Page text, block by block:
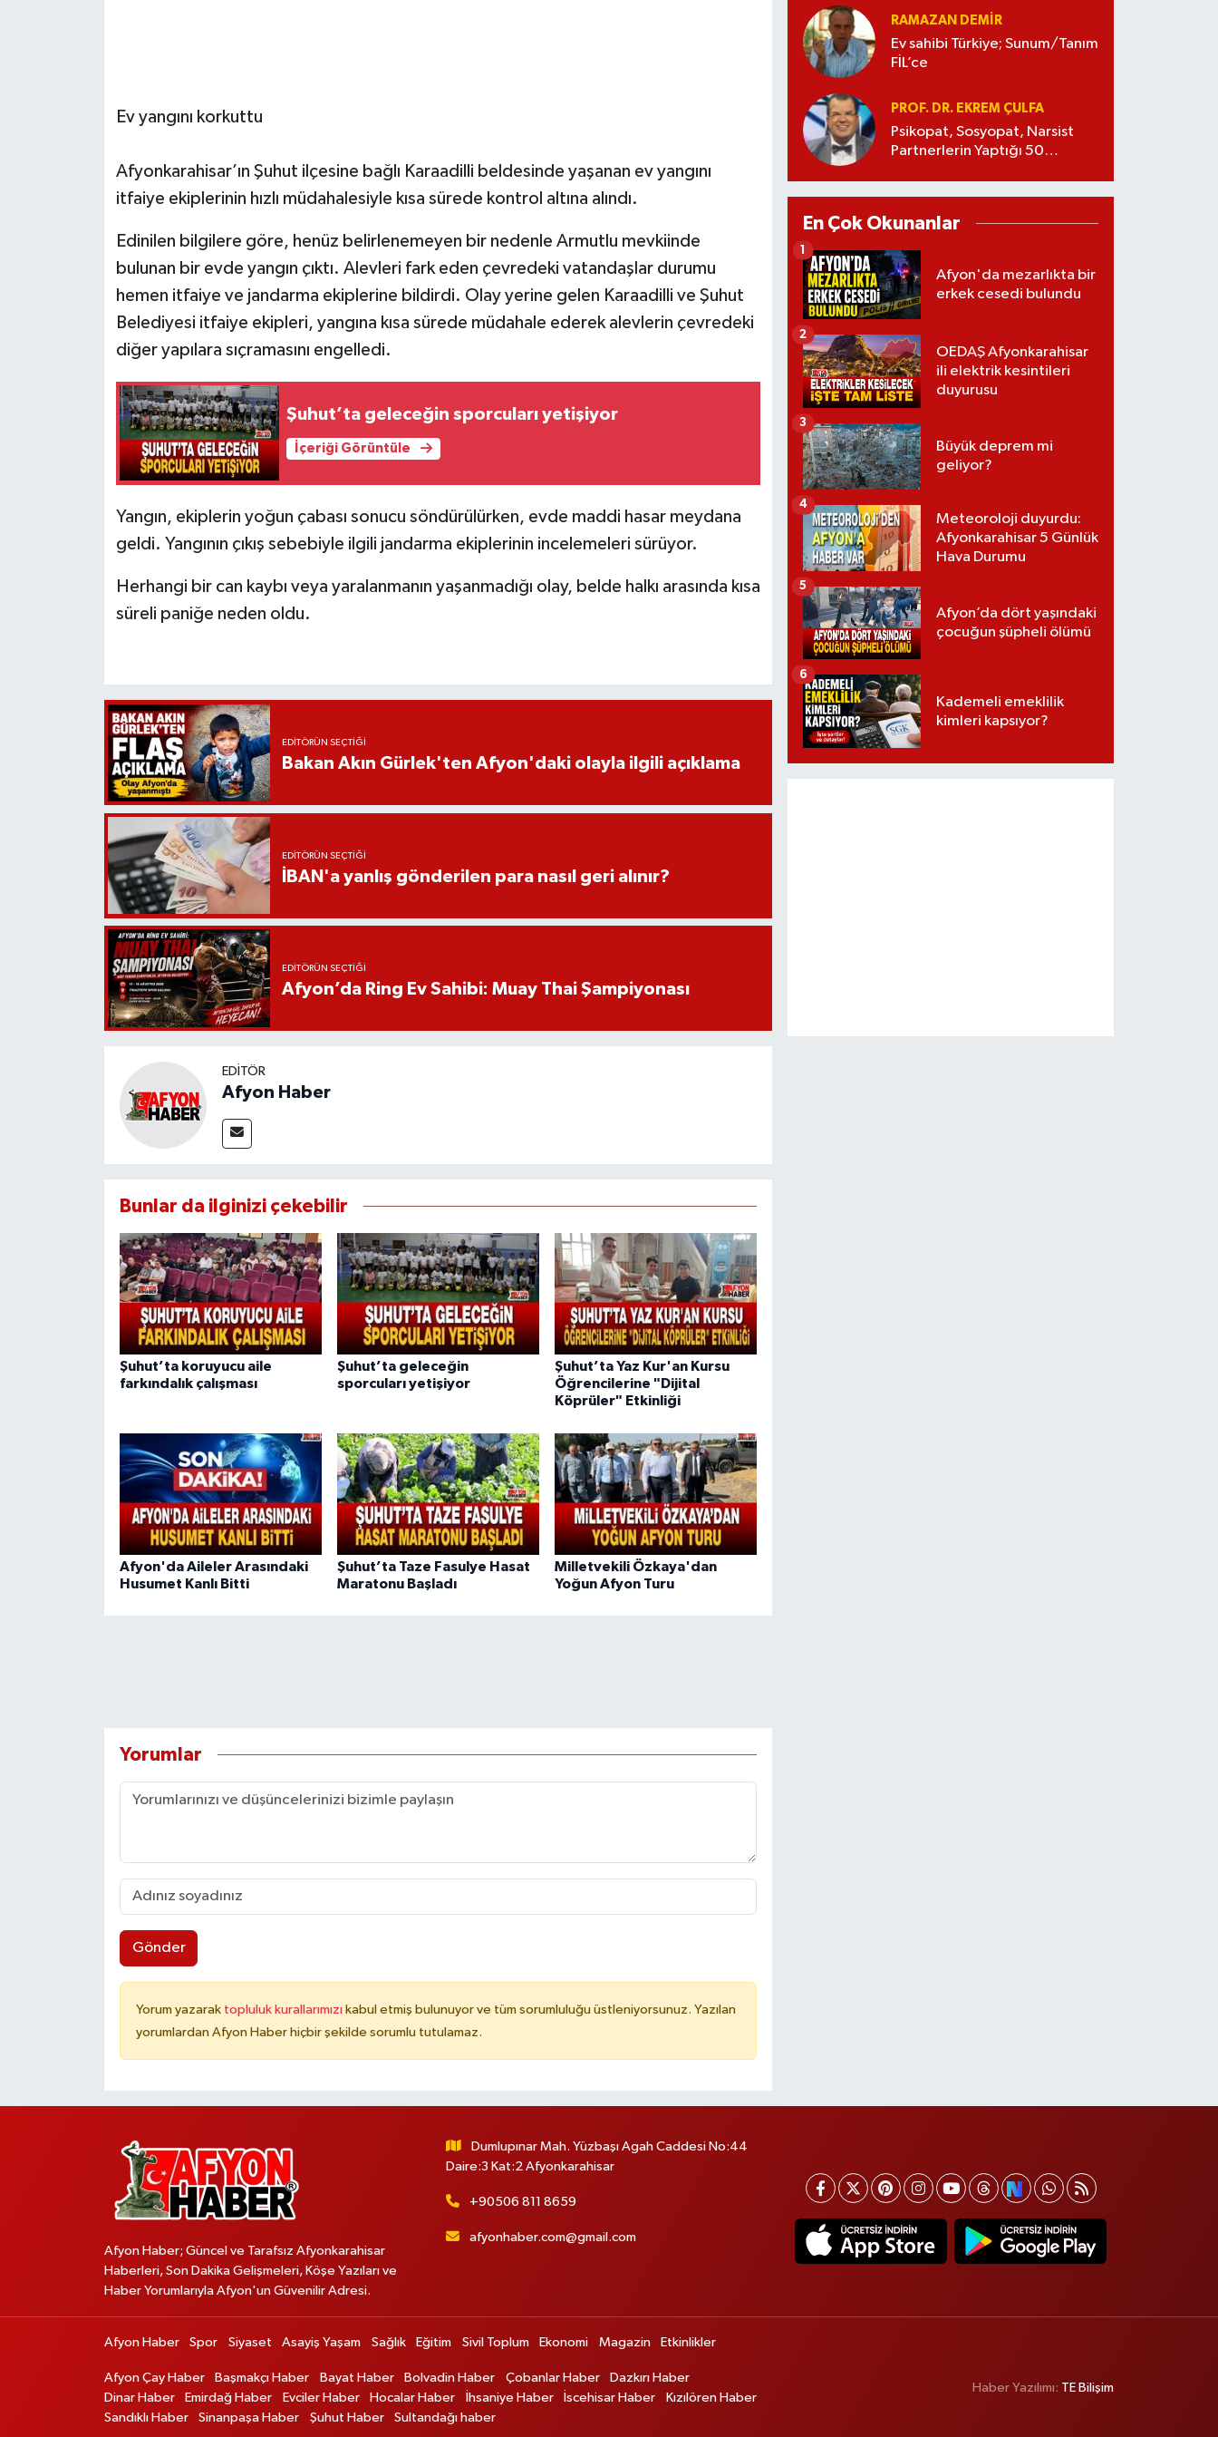
Ev yangını korkuttu
Afyonkarahisar’ın Şuhut ilçesine bağlı Karaadilli beldesinde yaşanan ev yangını
itfaiye ekiplerinin hızlı müdahalesiyle kısa sürede kontrol altına alındı.
Edinilen bilgilere göre, henüz belirlenemeyen bir nedenle Armutlu mevkiinde
bulunan bir evde yangın çıktı. Alevleri fark eden çevredeki vatandaşlar durumu
hemen itfaiye ve jandarma ekiplerine bildirdi. Olay yerine gelen Karaadilli ve Şuhut
Belediyesi itfaiye ekipleri, yangına kısa sürede müdahale ederek alevlerin çevredeki
diğer yapılara sıçramasını engelledi.
Şuhut’ta geleceğin sporcuları yetişiyor
İçeriği Görüntüle
Yangın, ekiplerin yoğun çabası sonucu söndürülürken, evde maddi hasar meydana
geldi. Yangının çıkış sebebiyle ilgili jandarma ekiplerinin incelemeleri sürüyor.
Herhangi bir can kaybı veya yaralanmanın yaşanmadığı olay, belde halkı arasında kısa
süreli paniğe neden oldu.
EDITÖRÜN SEÇTIĞI
Bakan Akın Gürlek'ten Afyon'daki olayla ilgili açıklama
EDITÖRÜN SEÇTIĞI
İBAN'a yanlış gönderilen para nasıl geri alınır?
EDITÖRÜN SEÇTIĞI
Afyon’da Ring Ev Sahibi: Muay Thai Şampiyonası
EDITÖR
Afyon Haber
Bunlar da ilginizi çekebilir
Şuhut’ta koruyucu aile
farkındalık çalışması
Şuhut’ta geleceğin
sporcuları yetişiyor
Şuhut’ta Yaz Kur'an Kursu
Öğrencilerine "Dijital
Köprüler" Etkinliği
Afyon'da Aileler Arasındaki
Husumet Kanlı Bitti
Şuhut’ta Taze Fasulye Hasat
Maratonu Başladı
Milletvekili Özkaya'dan
Yoğun Afyon Turu
Yorumlar
Gönder
Yorum yazarak topluluk kurallarımızı kabul etmiş bulunuyor ve tüm sorumluluğu üstleniyorsunuz. Yazılan
yorumlardan Afyon Haber hiçbir şekilde sorumlu tutulamaz.
RAMAZAN DEMİR
Ev sahibi Türkiye; Sunum/Tanım
FİL’ce
PROF. DR. EKREM ÇULFA
Psikopat, Sosyopat, Narsist
Partnerlerin Yaptığı 50
En Çok Okunanlar
Afyon'da mezarlıkta bir
erkek cesedi bulundu
1
OEDAŞ Afyonkarahisar
ili elektrik kesintileri
duyurusu
2
Büyük deprem mi
geliyor?
3
Meteoroloji duyurdu:
Afyonkarahisar 5 Günlük
Hava Durumu
4
Afyon’da dört yaşındaki
çocuğun şüpheli ölümü
5
Kademeli emeklilik
kimleri kapsıyor?
6
Afyon Haber; Güncel ve Tarafsız Afyonkarahisar
Haberleri, Son Dakika Gelişmeleri, Köşe Yazıları ve
Haber Yorumlarıyla Afyon'un Güvenilir Adresi.
Dumlupınar Mah. Yüzbaşı Agah Caddesi No:44
Daire:3 Kat:2 Afyonkarahisar
+90506 811 8659
afyonhaber.com@gmail.com
Afyon Haber Spor Siyaset Asayiş Yaşam Sağlık Eğitim Sivil Toplum Ekonomi Magazin Etkinlikler
Afyon Çay Haber Başmakçı Haber Bayat Haber Bolvadin Haber Çobanlar Haber
Dazkırı Haber
Dinar Haber
Emirdağ Haber Evciler Haber Hocalar Haber İhsaniye Haber İscehisar Haber
Kızılören Haber
Sandıklı Haber
Sinanpaşa Haber Şuhut Haber Sultandağı haber
Haber Yazılımı: TE Bilişim